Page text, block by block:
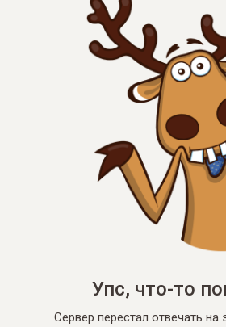
Упс, что-то
Сервер перестал отвечать